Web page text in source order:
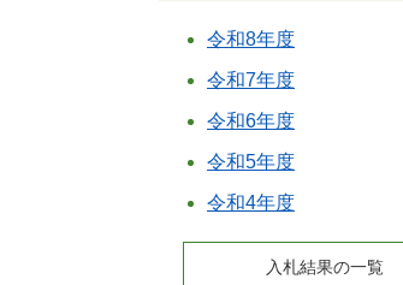
令和8年度
令和7年度
令和6年度
令和5年度
令和4年度
入札結果の一覧